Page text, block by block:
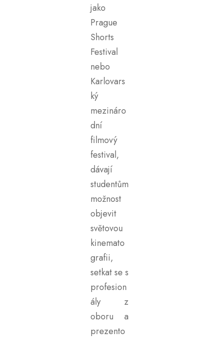
jako
Prague
Shorts
Festival
nebo
Karlovars
ký
mezináro
dní
filmový
festival,
dávají
studentům
možnost
objevit
světovou
kinemato
grafii,
setkat se s
profesion
ály z
oboru a
prezento